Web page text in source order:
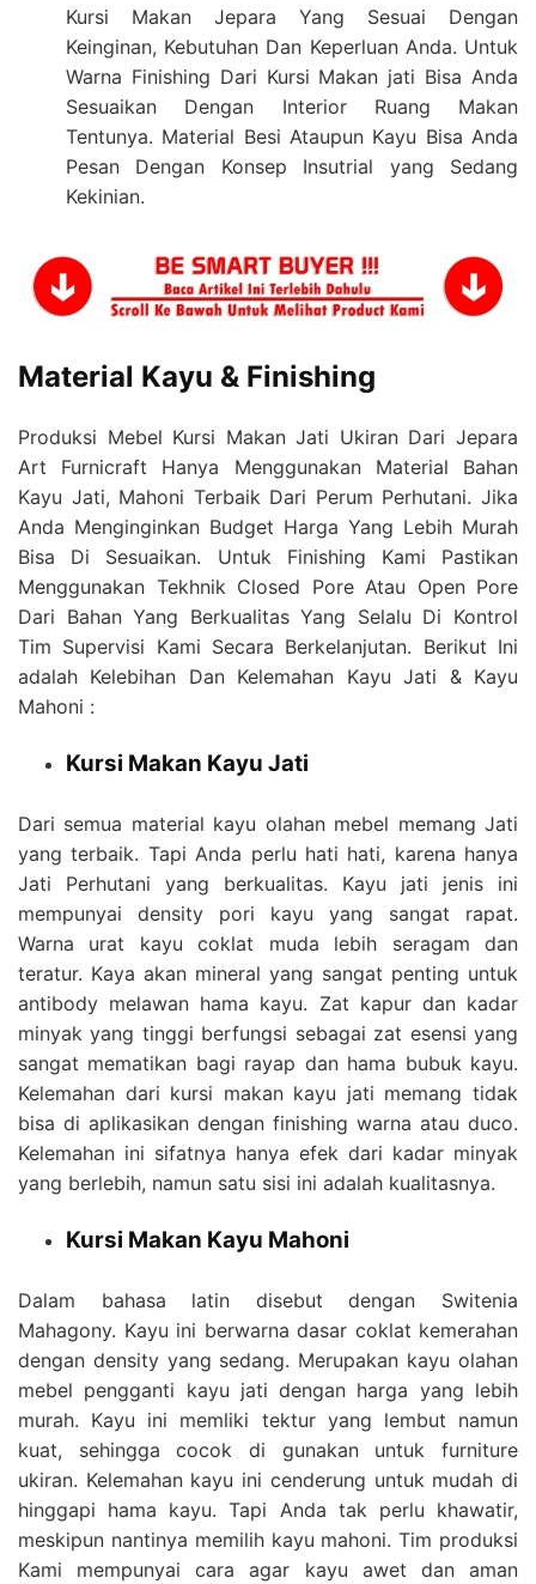
Kursi Makan Jepara Yang Sesuai Dengan
Keinginan, Kebutuhan Dan Keperluan Anda. Untuk
Warna Finishing Dari Kursi Makan jati Bisa Anda
Sesuaikan Dengan Interior Ruang Makan
Tentunya. Material Besi Ataupun Kayu Bisa Anda
Pesan Dengan Konsep Insutrial yang Sedang
Kekinian.
Material Kayu & Finishing
Produksi Mebel Kursi Makan Jati Ukiran Dari Jepara
Art Furnicraft Hanya Menggunakan Material Bahan
Kayu Jati, Mahoni Terbaik Dari Perum Perhutani. Jika
Anda Menginginkan Budget Harga Yang Lebih Murah
Bisa Di Sesuaikan. Untuk Finishing Kami Pastikan
Menggunakan Tekhnik Closed Pore Atau Open Pore
Dari Bahan Yang Berkualitas Yang Selalu Di Kontrol
Tim Supervisi Kami Secara Berkelanjutan. Berikut Ini
adalah Kelebihan Dan Kelemahan Kayu Jati & Kayu
Mahoni :
Kursi Makan Kayu Jati
Dari semua material kayu olahan mebel memang Jati
yang terbaik. Tapi Anda perlu hati hati, karena hanya
Jati Perhutani yang berkualitas. Kayu jati jenis ini
mempunyai density pori kayu yang sangat rapat.
Warna urat kayu coklat muda lebih seragam dan
teratur. Kaya akan mineral yang sangat penting untuk
antibody melawan hama kayu. Zat kapur dan kadar
minyak yang tinggi berfungsi sebagai zat esensi yang
sangat mematikan bagi rayap dan hama bubuk kayu.
Kelemahan dari kursi makan kayu jati memang tidak
bisa di aplikasikan dengan finishing warna atau duco.
Kelemahan ini sifatnya hanya efek dari kadar minyak
yang berlebih, namun satu sisi ini adalah kualitasnya.
Kursi Makan Kayu Mahoni
Dalam bahasa latin disebut dengan Switenia
Mahagony. Kayu ini berwarna dasar coklat kemerahan
dengan density yang sedang. Merupakan kayu olahan
mebel pengganti kayu jati dengan harga yang lebih
murah. Kayu ini memliki tektur yang lembut namun
kuat, sehingga cocok di gunakan untuk furniture
ukiran. Kelemahan kayu ini cenderung untuk mudah di
hinggapi hama kayu. Tapi Anda tak perlu khawatir,
meskipun nantinya memilih kayu mahoni. Tim produksi
Kami mempunyai cara agar kayu awet dan aman